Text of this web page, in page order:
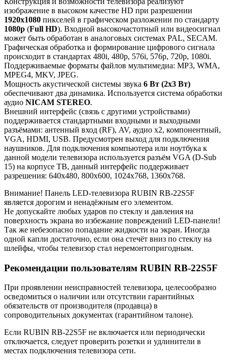
изображение в высоком качестве HD при разрешении
1920x1080 пикселей в графическом разложении по стандарту
1080p (Full HD). Входной высокочастотный или видеосигнал
может быть обработан в аналоговых системах PAL, SECAM.
Графическая обработка и формирование цифрового сигнала
происходит в стандартах 480i, 480p, 576i, 576p, 720p, 1080i.
Поддерживаемые форматы файлов мультимедиа: MP3, WMA,
MPEG4, MKV, JPEG.
Мощность акустической системы звука 6 Вт (2х3 Вт)
обеспечивают два динамика. Используется система обработки
аудио NICAM STEREO.
Внешний интерфейс (связь с другими устройствами)
поддерживается стандартными входными и выходными
разъёмами: антенный вход (RF), AV, аудио x2, компонентный,
VGA, HDMI, USB. Предусмотрен выход для подключения
наушников. Для подключения компьютера или ноутбука к
данной модели телевизора используется разъём VGA (D-Sub
15) на корпусе ТВ, данный интерфейс поддерживает
разрешения: 640x480, 800x600, 1024x768, 1360x768.
Внимание! Панель LED-телевизора RUBIN RB-22S5F
является дорогим и ненадёжным его элементом.
Не допускайте любых ударов по стеклу и давления на
поверхность экрана во избежание повреждений LED-панели!
Так же небезопасно попадание жидкости на экран. Иногда
одной капли достаточно, если она стечёт вниз по стеклу на
шлейфы, чтобы телевизор стал неремонтопригодным.
Рекомендации пользователям RUBIN RB-22S5F
При проявлении неисправностей телевизора, целесообразно
осведомиться о наличии или отсутствии гарантийных
обязательств от производителя (продавца) в
сопроводительных документах (гарантийном талоне).
Если RUBIN RB-22S5F не включается или периодически
отключается, следует проверить розетки и удлинители в
местах подключения телевизора сети.